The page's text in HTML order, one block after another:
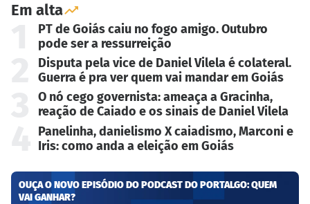
Em alta
PT de Goiás caiu no fogo amigo. Outubro
pode ser a ressurreição
Disputa pela vice de Daniel Vilela é colateral.
Guerra é pra ver quem vai mandar em Goiás
O nó cego governista: ameaça a Gracinha,
reação de Caiado e os sinais de Daniel Vilela
Panelinha, danielismo X caiadismo, Marconi e
Iris: como anda a eleição em Goiás
OUÇA O NOVO EPISÓDIO DO PODCAST DO PORTALGO: QUEM
VAI GANHAR?